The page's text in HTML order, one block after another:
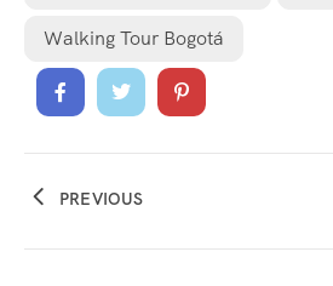
Walking Tour Bogotá
PREVIOUS